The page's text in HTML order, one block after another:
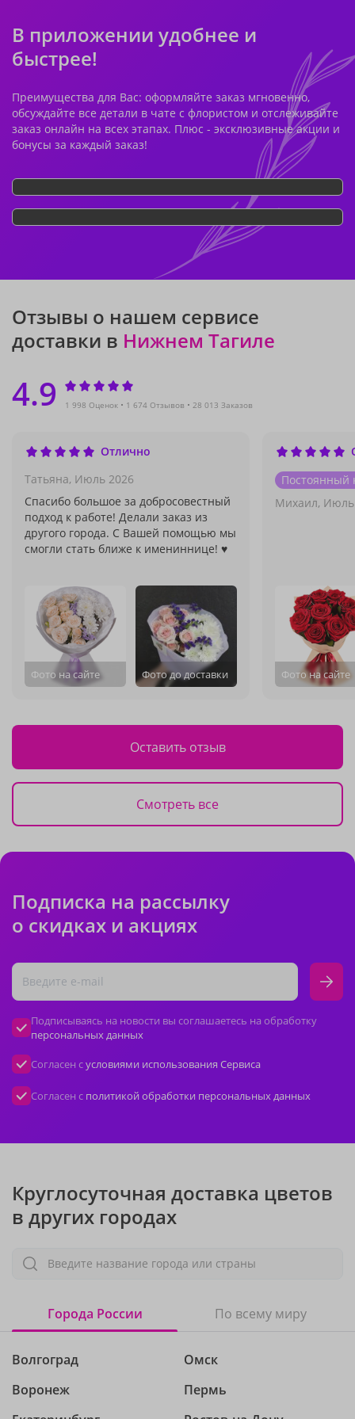
В приложении удобнее и
быстрее!
Преимущества для Вас: оформляйте заказ мгновенно,
обсуждайте все детали в чате с флористом и отслеживайте
заказ онлайн на всех этапах. Плюс - эксклюзивные акции и
бонусы за каждый заказ!
Отзывы о нашем сервисе
доставки в Нижнем Тагиле
4.9 1 998 Оценок 1 674 Отзывов 28 013 Заказов
Отлично
Татьяна, Июль 2026
Спасибо большое за добросовестный
подход к работе! Делали заказ из
другого города. С Вашей помощью мы
смогли стать ближе к имениннице! ♥
Фото на сайте Фото до доставки
Постоянный
Михаил, Июль
Фото на сайте
Оставить отзыв
Смотреть все
Подписка на рассылку
о скидках и акциях
Подписываясь на новости вы соглашаетесь на обработку
персональных данных
Согласен сусловиями использования Сервиса
Согласен с политикой обработки персональных данных
Круглосуточная доставка цветов
в других городах
Введите название города или страны
Города России По всему миру
Волгоград
Воронеж
Омск
Пермь